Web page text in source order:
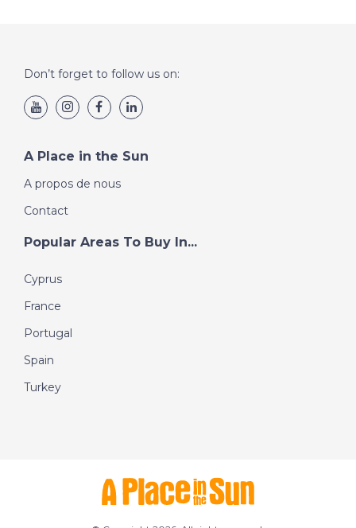
Don’t forget to follow us on:
A Place in the Sun
A propos de nous
Contact
Popular Areas To Buy In...
Cyprus
France
Portugal
Spain
Turkey